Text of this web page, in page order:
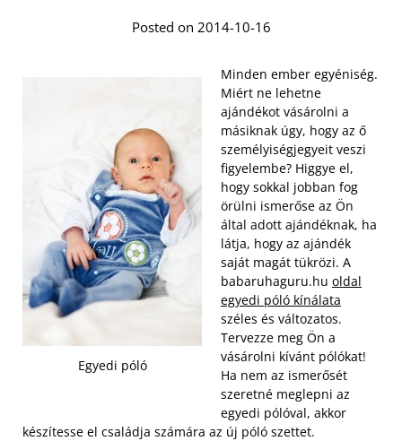
Posted on 2014-10-16
Egyedi póló
Minden ember egyéniség.
Miért ne lehetne
ajándékot vásárolni a
másiknak úgy, hogy az ő
személyiségjegyeit veszi
figyelembe? Higgye el,
hogy sokkal jobban fog
örülni ismerőse az Ön
által adott ajándéknak, ha
látja, hogy az ajándék
saját magát tükrözi. A
babaruhaguru.hu oldal
egyedi póló kínálata
széles és változatos.
Tervezze meg Ön a
vásárolni kívánt pólókat!
Ha nem az ismerősét
szeretné meglepni az
egyedi pólóval, akkor
készítesse el családja számára az új póló szettet.